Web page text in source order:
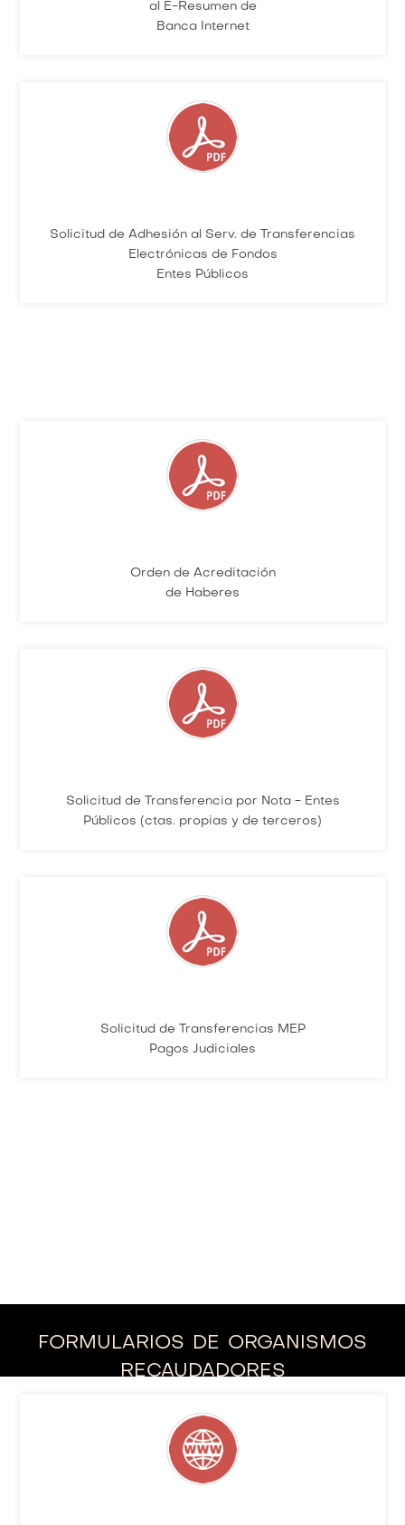
al E-Resumen de
Banca Internet
Solicitud de Adhesión al Serv. de Transferencias
Electrónicas de Fondos
Entes Públicos
Orden de Acreditación
de Haberes
Solicitud de Transferencia por Nota - Entes
Públicos (ctas. propias y de terceros)
Solicitud de Transferencias MEP
Pagos Judiciales
formularios de organismos
recaudadores